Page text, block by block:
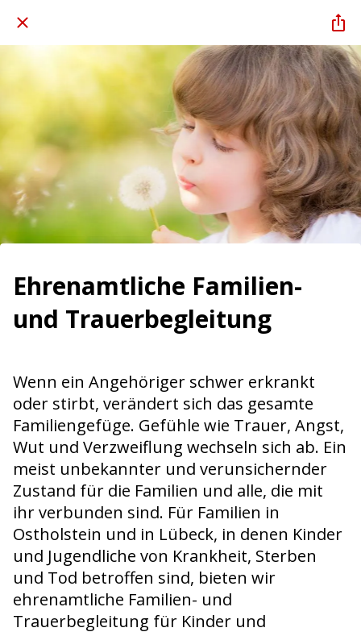
Ehrenamtliche Familien-
und Trauerbegleitung
Wenn ein Angehöriger schwer erkrankt
oder stirbt, verändert sich das gesamte
Familiengefüge. Gefühle wie Trauer, Angst,
Wut und Verzweiflung wechseln sich ab. Ein
meist unbekannter und verunsichernder
Zustand für die Familien und alle, die mit
ihr verbunden sind. Für Familien in
Ostholstein und in Lübeck, in denen Kinder
und Jugendliche von Krankheit, Sterben
und Tod betroffen sind, bieten wir
ehrenamtliche Familien- und
Trauerbegleitung für Kinder und